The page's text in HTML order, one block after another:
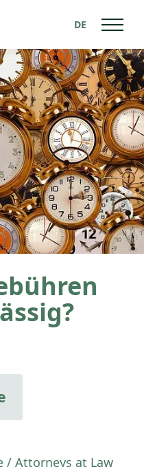
DE
/ Attorneys at Law